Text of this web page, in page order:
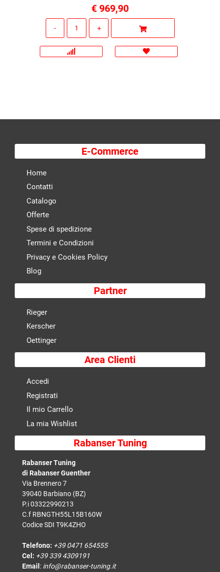
€ 969,90
E-Commerce
Home
Contatti
Catalogo
Offerte
Spese di spedizione
Termini e Condizioni
Privacy e Cookies Policy
Blog
Partner
Rieger
Kerscher
Oettinger
Area Clienti
Accedi
Registrati
Il mio Carrello
La mia Wishlist
Rabanser Tuning
Rabanser Tuning
di Rabanser Guenther
Via Brennero 7
39040 Barbiano (BZ)
P.i 03322990213
C.f RBNGTH55L15B160W
Codice SDI T9K4ZHO
Telefono: +39 0471 654555
Cel: +39 339 4309191
Email : info@rabanser-tuning.it